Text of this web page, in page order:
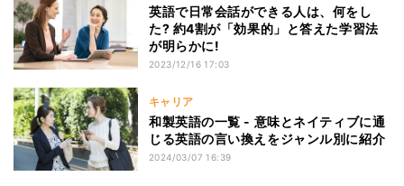
英語で日常会話ができる人は、何をし
た? 約4割が「効果的」と答えた学習法
が明らかに!
2023/12/16 17:03
キャリア
和製英語の一覧 - 意味とネイティブに通
じる英語の言い換えをジャンル別に紹介
2024/03/07 16:39